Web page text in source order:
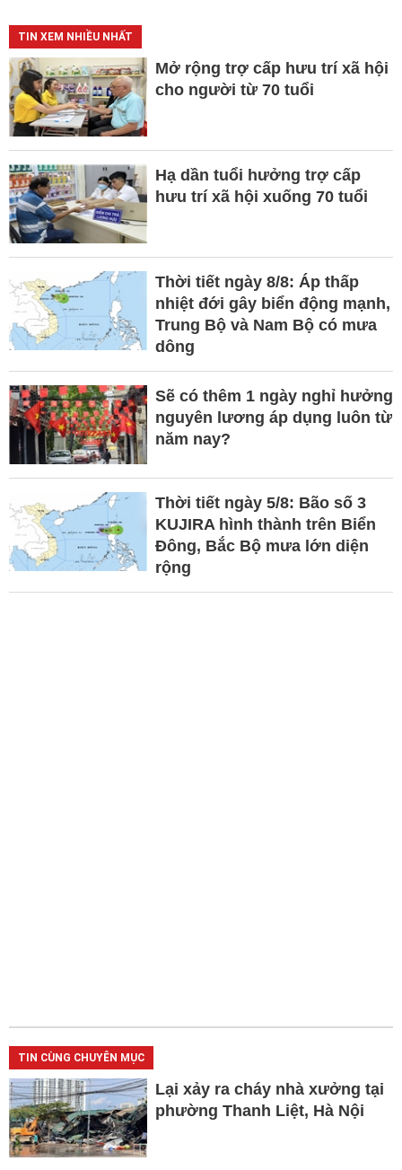
TIN XEM NHIỀU NHẤT
Mở rộng trợ cấp hưu trí xã hội
cho người từ 70 tuổi
Hạ dần tuổi hưởng trợ cấp
hưu trí xã hội xuống 70 tuổi
Thời tiết ngày 8/8: Áp thấp
nhiệt đới gây biển động mạnh,
Trung Bộ và Nam Bộ có mưa
dông
Sẽ có thêm 1 ngày nghỉ hưởng
nguyên lương áp dụng luôn từ
năm nay?
Thời tiết ngày 5/8: Bão số 3
KUJIRA hình thành trên Biển
Đông, Bắc Bộ mưa lớn diện
rộng
TIN CÙNG CHUYÊN MỤC
Lại xảy ra cháy nhà xưởng tại
phường Thanh Liệt, Hà Nội